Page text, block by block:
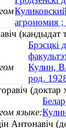
агрономия
Брэсцкі
Кулин,
род.
языке:
Антонавіч